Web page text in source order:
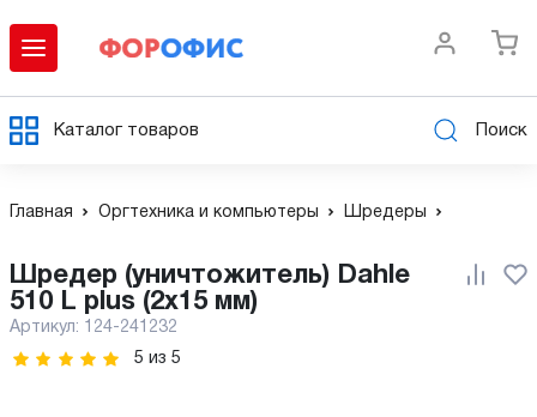
Каталог товаров Поиск
Главная Оргтехника и компьютеры Шредеры
Шредер (уничтожитель) Dahle
510 L plus (2х15 мм)
Артикул: 124-241232
5 из 5